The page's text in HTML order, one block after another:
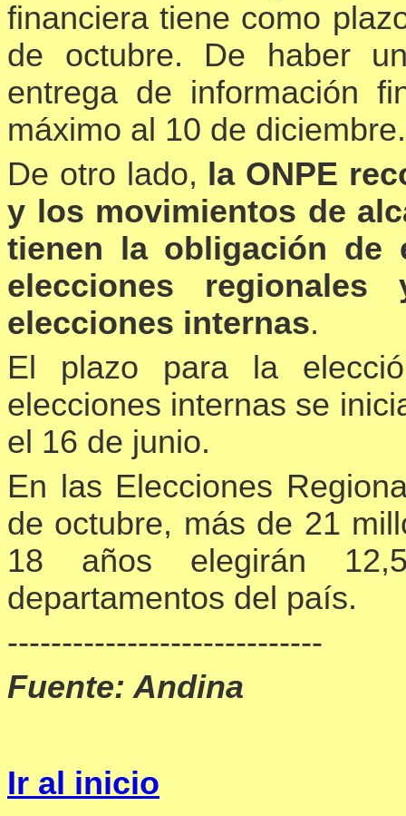
financiera tiene como
de octubre. De haber
entrega de información
máximo al 10 de diciembre.
De otro lado,
la ONPE
y los movimientos de
tienen la obligación de
elecciones
elecciones internas.
El plazo para la
elecciones internas se
el 16 de junio.
En las Elecciones
de octubre, más de 21
18 años elegirán
departamentos del país.
-----------------------------
Fuente: Andina
Ir al inicio